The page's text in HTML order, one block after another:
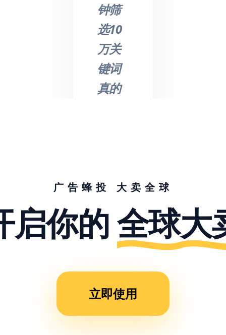
钟筛
选10
万关
键词
真的
了我
们大
量的
运营
间，
现在
广告蜂投 大卖全球
启你的全球大
立即使用